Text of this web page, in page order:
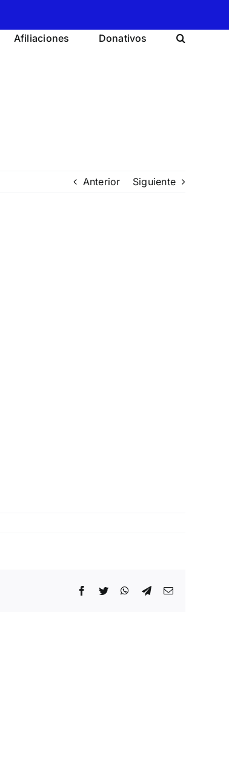
Afiliaciones Donativos
Anterior Siguiente
Facebook
Twitter WhatsApp
TelegramCorreo